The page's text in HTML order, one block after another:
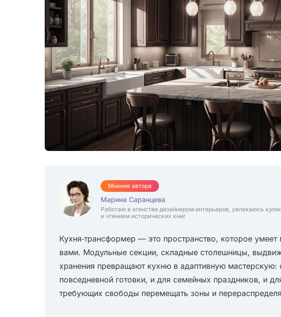
Мнение автора
Марина Саранцева
Работаю в агенстве дизайнером интерьеров, увлекаюсь
и чтением исторических книг
Кухня‑трансформер — это пространство, которое умеет
вами. Модульные секции, складные столешницы,
хранения превращают кухню в адаптивную мастерскую:
повседневной готовки, и для семейных праздников, и
требующих свободы перемещать зоны и